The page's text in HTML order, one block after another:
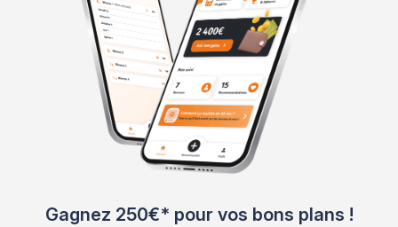
Gagnez 250€* pour vos bons plans !